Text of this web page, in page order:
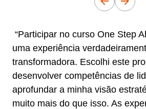
“Participar no curso One Step
uma experiência
transformadora. Escolhi este
desenvolver competências de
aprofundar a minha visão
muito mais do que isso. As